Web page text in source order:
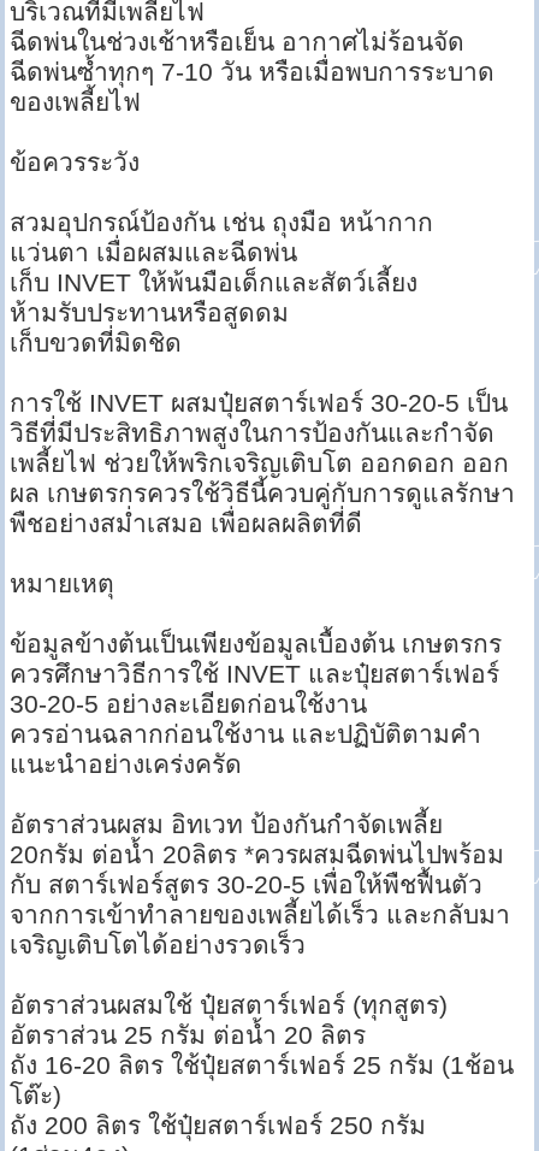
บริเวณที่มีเพลี้ยไฟ
ฉีดพ่นในช่วงเช้าหรือเย็น อากาศไม่ร้อนจัด
ฉีดพ่นซ้ำทุกๆ 7-10 วัน หรือเมื่อพบการระบาด
ของเพลี้ยไฟ
ข้อควรระวัง
สวมอุปกรณ์ป้องกัน เช่น ถุงมือ หน้ากาก
แว่นตา เมื่อผสมและฉีดพ่น
เก็บ INVET ให้พ้นมือเด็กและสัตว์เลี้ยง
ห้ามรับประทานหรือสูดดม
เก็บขวดที่มิดชิด
การใช้ INVET ผสมปุ๋ยสตาร์เฟอร์ 30-20-5 เป็น
วิธีที่มีประสิทธิภาพสูงในการป้องกันและกำจัด
เพลี้ยไฟ ช่วยให้พริกเจริญเติบโต ออกดอก ออก
ผล เกษตรกรควรใช้วิธีนี้ควบคู่กับการดูแลรักษา
พืชอย่างสม่ำเสมอ เพื่อผลผลิตที่ดี
หมายเหตุ
ข้อมูลข้างต้นเป็นเพียงข้อมูลเบื้องต้น เกษตรกร
ควรศึกษาวิธีการใช้ INVET และปุ๋ยสตาร์เฟอร์
30-20-5 อย่างละเอียดก่อนใช้งาน
ควรอ่านฉลากก่อนใช้งาน และปฏิบัติตามคำ
แนะนำอย่างเคร่งครัด
อัตราส่วนผสม อิทเวท ป้องกันกำจัดเพลี้ย
20กรัม ต่อน้ำ 20ลิตร *ควรผสมฉีดพ่นไปพร้อม
กับ สตาร์เฟอร์สูตร 30-20-5 เพื่อให้พืชฟื้นตัว
จากการเข้าทำลายของเพลี้ยได้เร็ว และกลับมา
เจริญเติบโตได้อย่างรวดเร็ว
อัตราส่วนผสมใช้ ปุ๋ยสตาร์เฟอร์ (ทุกสูตร)
อัตราส่วน 25 กรัม ต่อน้ำ 20 ลิตร
ถัง 16-20 ลิตร ใช้ปุ๋ยสตาร์เฟอร์ 25 กรัม (1ช้อน
โต๊ะ)
ถัง 200 ลิตร ใช้ปุ๋ยสตาร์เฟอร์ 250 กรัม